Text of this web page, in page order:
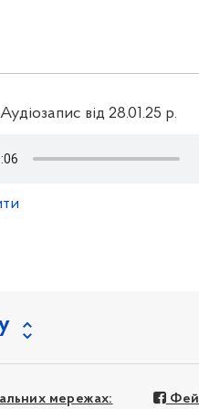
від 28.01.25 р.
мережах: